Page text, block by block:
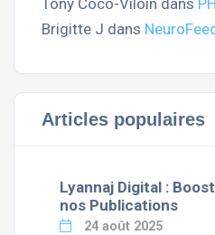
Brigitte J dans
Articles populaires
Lyannaj Digital :
nos Publications
24 août 2025